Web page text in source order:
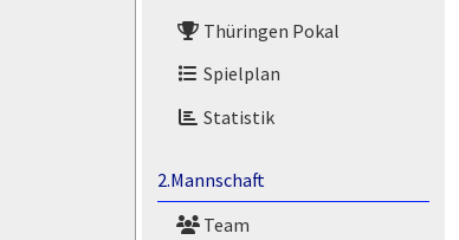
Thüringen Pokal
Spielplan
Statistik
2.Mannschaft
Team